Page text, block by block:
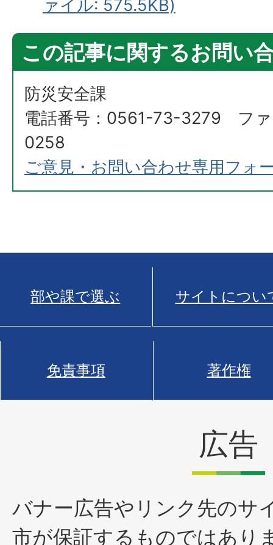
ァイル: 575.5KB)
この記事に関するお問い
防災安全課
電話番号：0561-73-3279 フ
0258
ご意見・お問い合わせ専用フォ
部や課で選ぶ サイトについ
免責事項 著作権
広告
バナー広告やリンク先のサ
市が保証するものではあり